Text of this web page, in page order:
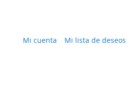
Mi cuenta Mi lista de deseos